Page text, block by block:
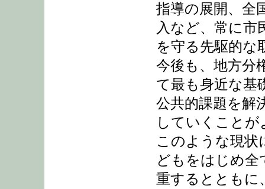
指導の展開、全
入など、常に市
を守る先駆的な
今後も、地方分
て最も身近な基
公共的課題を解
していくこと
このような現状
どもをはじめ全
重するとともに